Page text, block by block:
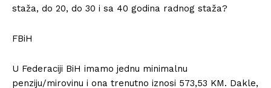
staža, do 20, do 30 i sa 40 godina radnog staža?
FBiH
U Federaciji BiH imamo jednu minimalnu
penziju/mirovinu i ona trenutno iznosi 573,53 KM. Dakle,